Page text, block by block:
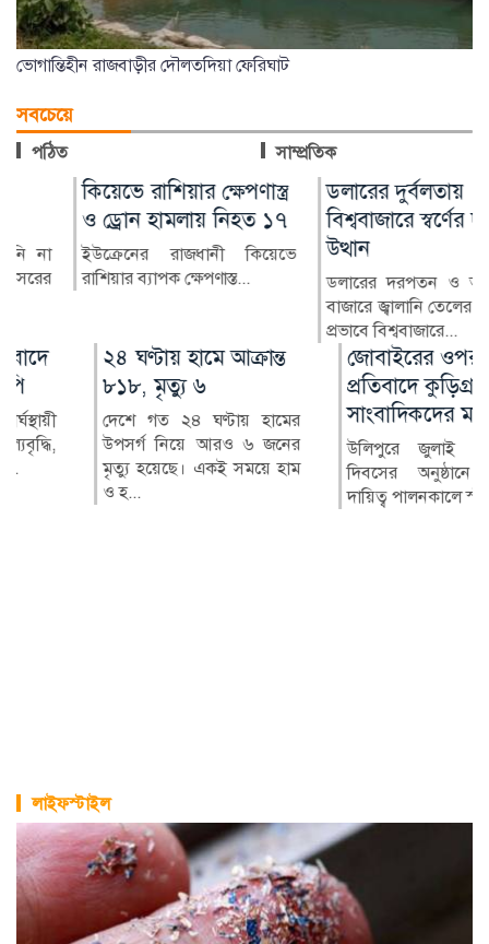
ভোগান্তিহীন রাজবাড়ীর দৌলতদিয়া ফেরিঘাট
সবচেয়ে
পঠিত সাম্প্রতিক
কিয়েভে রাশিয়ার ক্ষেপণাস্ত্র
ও ড্রোন হামলায় নিহত ১৭
ইউক্রেনের রাজধানী কিয়েভে
রাশিয়ার ব্যাপক ক্ষেপণাস্ত...
ডলারের দুর্বলতায়
বিশ্ববাজারে স্বর্ণের দামে বড়
উত্থান
ডলারের দরপতন ও আন্তর্জাতিক
বাজারে জ্বালানি তেলের দাম কমার
প্রভাবে বিশ্ববাজারে...
২৪ ঘণ্টায় হামে আক্রান্ত
৮১৮, মৃত্যু ৬
দেশে গত ২৪ ঘণ্টায় হামের
উপসর্গ নিয়ে আরও ৬ জনের
মৃত্যু হয়েছে। একই সময়ে হাম
জোবাইরের ওপর হামলার
প্রতিবাদে কুড়িগ্রামে
সাংবাদিকদের মানববন্ধন
উলিপুরে জুলাই গণঅভ্যুত্থান
দিবসের অনুষ্ঠানে পেশাগত
দায়িত্ব পালনকালে স্টার নিউ...
লাইফস্টাইল